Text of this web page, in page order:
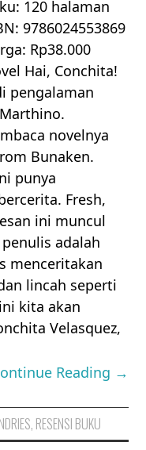
120 halaman
9786024553869
Rp38.000
Hai, Conchita!
pengalaman
novelnya
Bunaken.
punya
Fresh,
ini muncul
adalah
menceritakan
lincah seperti
kita akan
Velasquez,
Reading →
, RESENSI BUKU